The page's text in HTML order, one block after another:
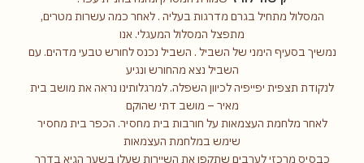
המסלול מתחיל בגרם מדרגות בעליה . לאחר כמה עשרות מטרים,
מתפצל המסלול המעגלי. אנו
נמשיך בסעיף הימני של השביל . השביל נכנס לחורש טבעי מדהים. עם
השביל נצא מהחורש ונגיע
לנקודת תצפית יפייפיה לכיוון השפלה. למרגלותינו נראה את מושב בית
מאיר – מושב דתי שהוקם
לאחר מלחמת העצמאות על חורבות בית מחסיר. הכפר בית מחסיר
שימש במלחמת העצמאות
כבסיס מרכזי לערבים שתקפו את השיירות שעלו בשער הגיא בדרך